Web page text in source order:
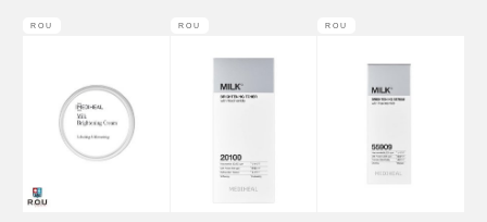
ROU ROU ROU